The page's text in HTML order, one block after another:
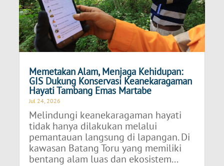
Memetakan Alam, Menjaga Kehidupan:
GIS Dukung Konservasi Keanekaragaman
Hayati Tambang Emas Martabe
Jul 24, 2026
Melindungi keanekaragaman hayati
tidak hanya dilakukan melalui
pemantauan langsung di lapangan. Di
kawasan Batang Toru yang memiliki
bentang alam luas dan ekosistem...